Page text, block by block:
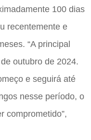
100 dias
recentemente e
“A principal
outubro de 2024.
e seguirá até
nesse período, o
comprometido”,